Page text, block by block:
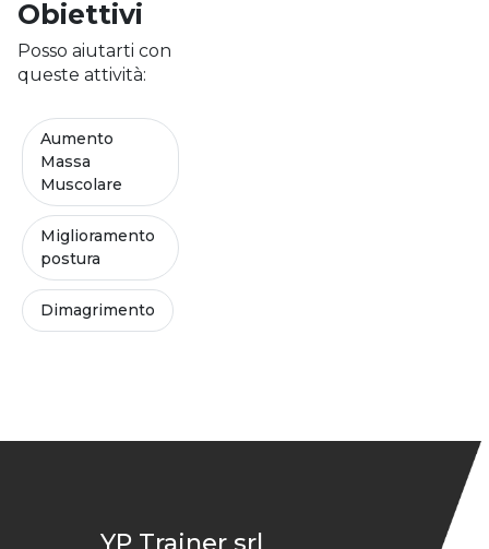
Obiettivi
Posso aiutarti con
queste attività:
Aumento
Massa
Muscolare
Miglioramento
postura
Dimagrimento
YP Trainer srl